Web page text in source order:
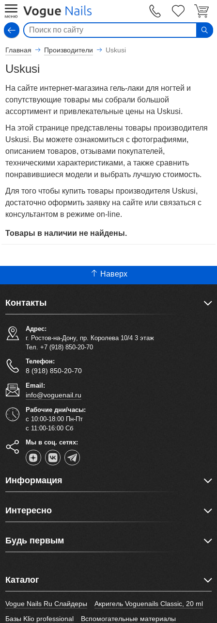
Главная Производители Uskusi
Uskusi
На сайте интернет-магазина гель-лаки для ногтей и
сопутствующие товары мы собрали большой
ассортимент и привлекательные цены на Uskusi.
На этой странице представлены товары производителя
Uskusi. Вы можете ознакомиться с фотографиями,
описанием товаров, отзывами покупателей,
техническими характеристиками, а также сравнить
понравившиеся модели и выбрать лучшую стоимость.
Для того чтобы купить товары производителя Uskusi,
достаточно оформить заявку на сайте или связаться с
консультантом в режиме on-line.
Товары в наличии не найдены.
Наверх
Контакты
Адрес:
г. Ростов-на-Дону, пр. Королева 10/4 3 этаж
Тел. +7 (918) 850-20-70
Телефон:
8 (918) 850-20-70
Email:
info@voguenail.ru
Рабочие дни/часы:
с 10:00-18:00 Пн-Пт
с 11:00-16:00 Сб
Мы в соц. сетях:
Информация
Интересно
Будь первым
Каталог
Vogue Nails Ru Слайдеры
Акригель Voguenails Classic, 20 ml
Базы Klio professional
Вспомогательные материалы